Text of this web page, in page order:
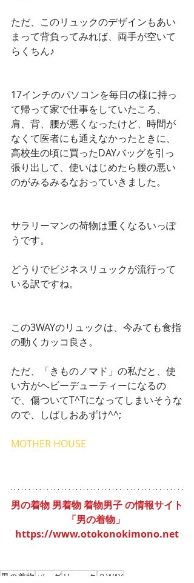
ただ、このリュックのデザインもあい
まって背負ってみれば、両手が空いて
らくちん♪
17インチのパソコンを毎日の様に持っ
て帰って家で仕事をしていたころ、
肩、背、腰が悪くなったけど、時間が
なくて医者にも通えなかったときに、
高校生の頃に買ったDAYバッグを引っ
張り出して、使いはじめたら腰の悪い
のがみるみるなおっていきました。
サラリーマンの荷物は重くなるいっぽ
うです。
どうりでビジネスリュックが流行って
いる訳ですね。
この3WAYのリュックは、今みても食指
の動くカッコ良さ。
ただ、「きものノマド」の私だと、使
い方がヘビーデューティーになるの
で、傷ついてT^Tになってしまいそうな
ので、しばしおあずけ^^;
MOTHER HOUSE
男の着物 男着物 着物男子 の情報サイト
「男の着物」
https://www.otokonokimono.net
男の着物 バッグ リュック ３WAY